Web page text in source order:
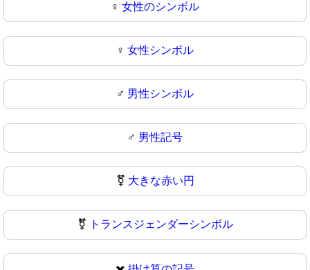
♀️ 女性のシンボル
♀ 女性シンボル
♂️ 男性シンボル
♂ 男性記号
⚧️ 大きな赤い円
⚧ トランスジェンダーシンボル